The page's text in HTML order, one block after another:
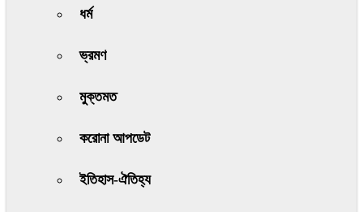
ধর্ম
ভ্রমণ
মুক্তমত
করোনা আপডেট
ইতিহাস-ঐতিহ্য